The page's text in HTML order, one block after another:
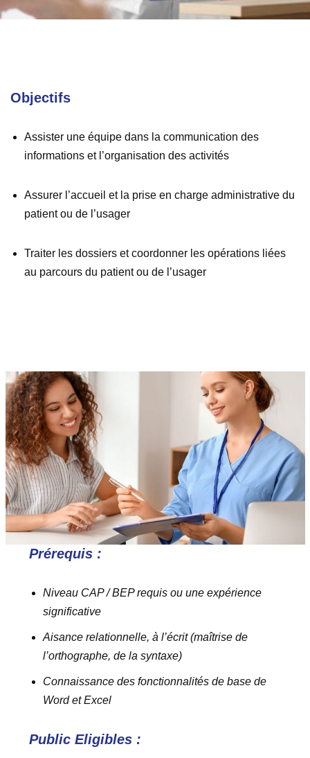
Objectifs
Assister une équipe dans la communication des
informations et l’organisation des activités
Assurer l’accueil et la prise en charge administrative du
patient ou de l’usager
Traiter les dossiers et coordonner les opérations liées
au parcours du patient ou de l’usager
Prérequis :
Niveau CAP / BEP requis ou une expérience
significative
Aisance relationnelle, à l’écrit (maîtrise de
l’orthographe, de la syntaxe)
Connaissance des fonctionnalités de base de
Word et Excel
Public Eligibles :